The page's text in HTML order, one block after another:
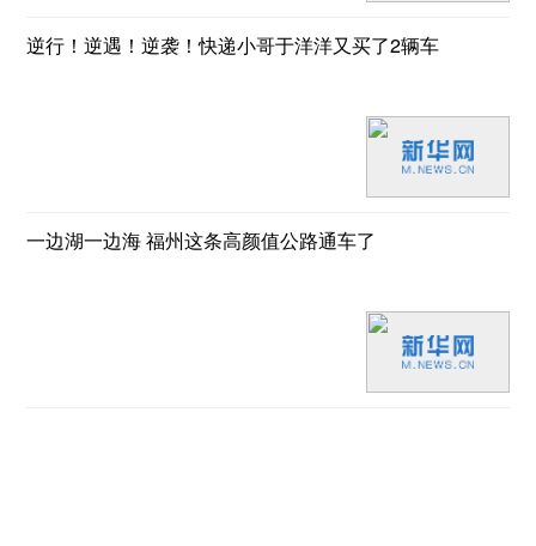
逆行！逆遇！逆袭！快递小哥于洋洋又买了2辆车
一边湖一边海 福州这条高颜值公路通车了